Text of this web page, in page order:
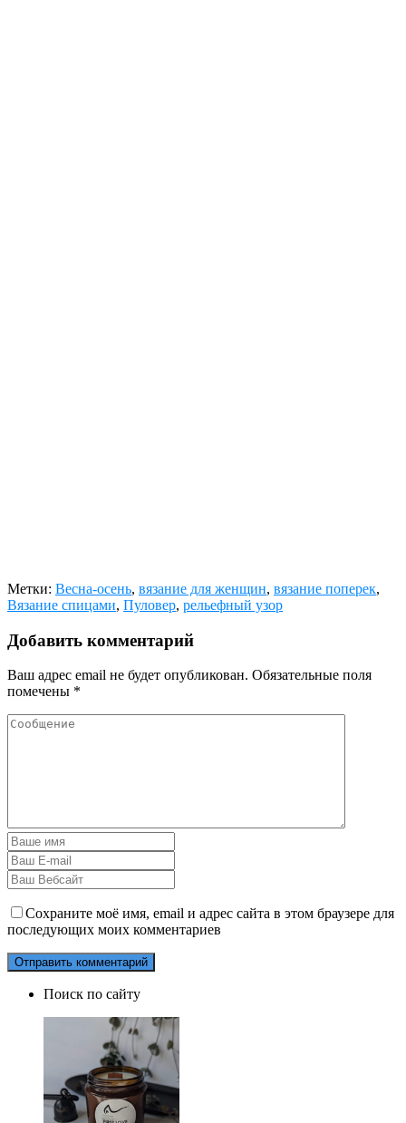
Метки: Весна-осень, вязание для женщин, вязание поперек,
Вязание спицами, Пуловер, рельефный узор
Добавить комментарий
Ваш адрес email не будет опубликован. Обязательные поля
помечены *
Сохраните моё имя, email и адрес сайта в этом браузере для
последующих моих комментариев
Поиск по сайту